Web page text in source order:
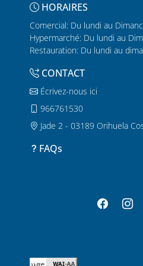
HORAIRES
Comercial: Du lundi au
Hypermarché: Du lundi au
Restauration: Du lundi au
CONTACT
Écrivez-nous ici
966761530
Jade 2 - 03189 Orihuela
FAQs